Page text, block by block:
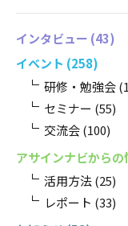
インタビュー (43)
イベント (258)
研修・勉強会
セミナー (55)
交流会(100)
アサインナビからの
活用方法(25)
レポート (33)